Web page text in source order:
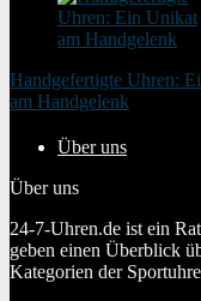
Handgefertigte Uhren:
am Handgelenk
Über uns
Über uns
24-7-Uhren.de ist ein
geben einen Überblick
Kategorien der